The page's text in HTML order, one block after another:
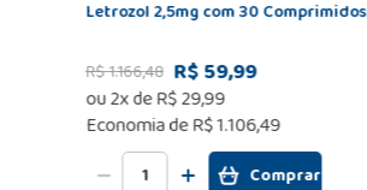
Letrozol 2,5mg com 30 Comprimidos
R$1.166,48 R$ 59,99
ou2x deR$29,99
Economia deR$ 1.106,49
Comprar